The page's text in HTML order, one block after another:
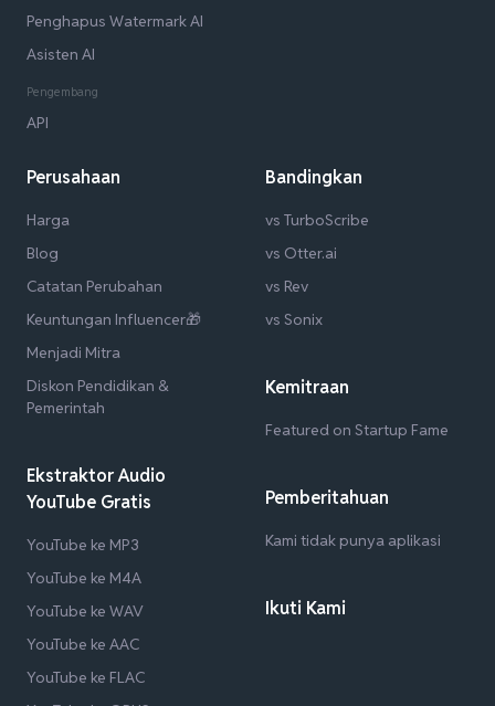
Penghapus Watermark AI
Asisten AI
Pengembang
API
Perusahaan
Harga
Blog
Catatan Perubahan
Keuntungan Influencer🎁
Menjadi Mitra
Diskon Pendidikan &
Pemerintah
Ekstraktor Audio
YouTube Gratis
YouTube ke MP3
YouTube ke M4A
YouTube ke WAV
YouTube ke AAC
YouTube ke FLAC
Bandingkan
vs TurboScribe
vs Otter.ai
vs Rev
vs Sonix
Kemitraan
Featured on Startup Fame
Pemberitahuan
Kami tidak punya aplikasi
Ikuti Kami